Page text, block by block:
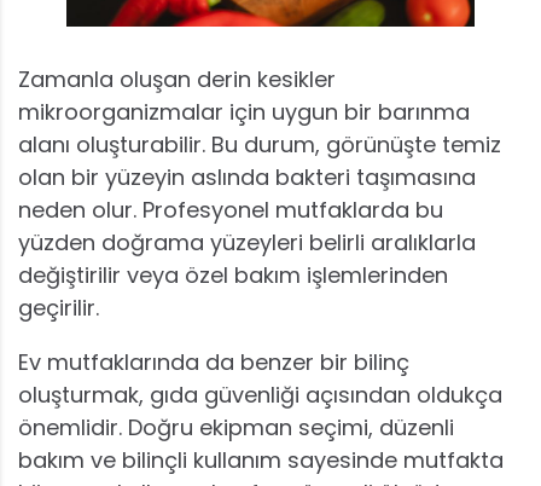
Zamanla oluşan derin kesikler
mikroorganizmalar için uygun bir barınma
alanı oluşturabilir. Bu durum, görünüşte temiz
olan bir yüzeyin aslında bakteri taşımasına
neden olur. Profesyonel mutfaklarda bu
yüzden doğrama yüzeyleri belirli aralıklarla
değiştirilir veya özel bakım işlemlerinden
geçirilir.
Ev mutfaklarında da benzer bir bilinç
oluşturmak, gıda güvenliği açısından oldukça
önemlidir. Doğru ekipman seçimi, düzenli
bakım ve bilinçli kullanım sayesinde mutfakta